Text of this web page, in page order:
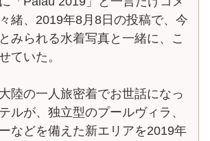
緒、2019年8月8日の投稿で、今
みられる水着写真と一緒に、こ
ていた。
陸の一人旅密着でお世話になっ
ルが、独立型のプールヴィラ、
などを備えた新エリアを2019年